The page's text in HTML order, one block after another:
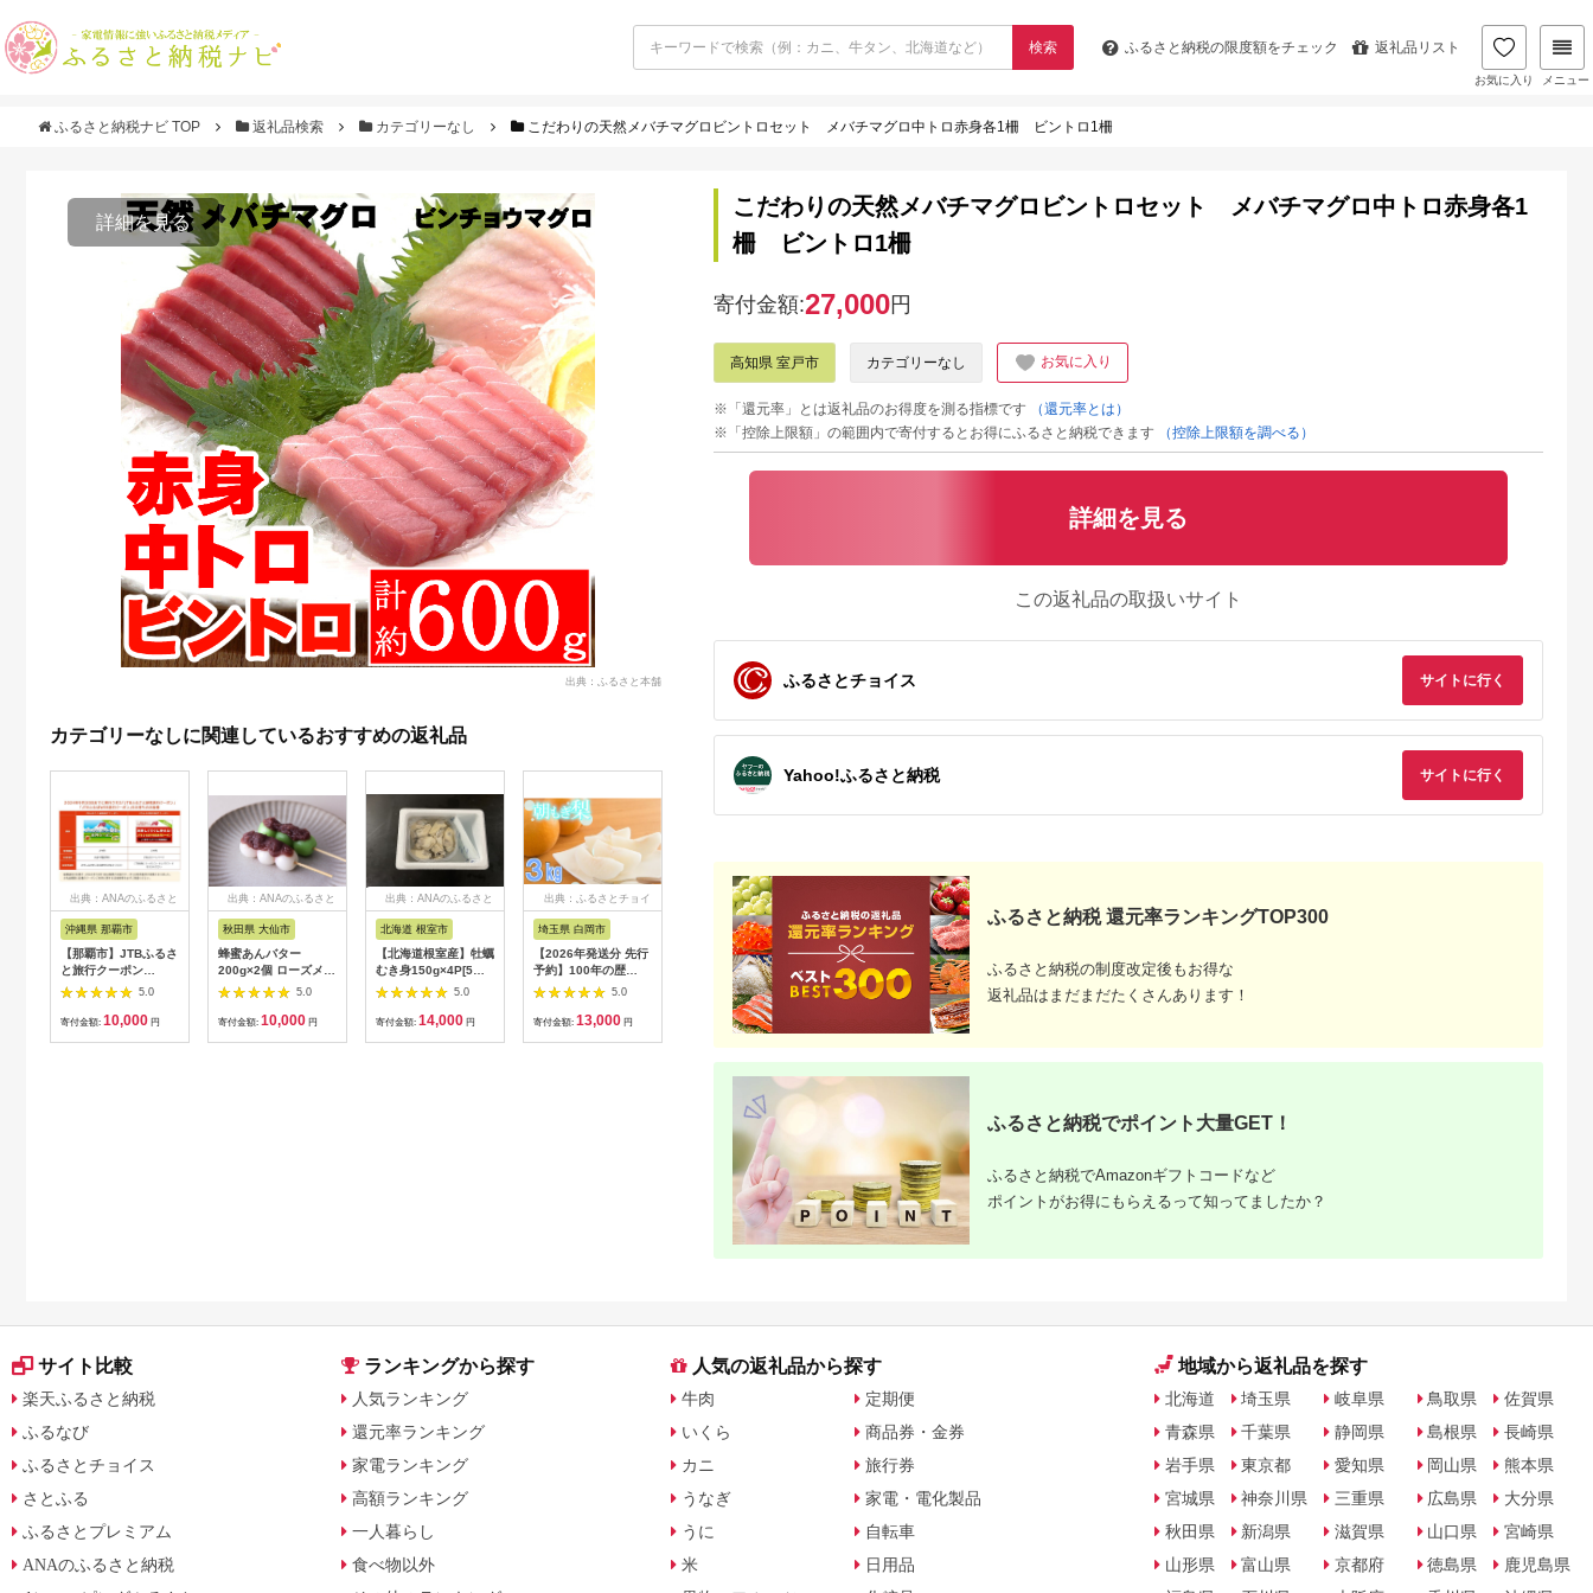
検索 ふるさと納税の限度額をチェック 返礼品リスト
お気に入り メニュー
ふるさと納税ナビ TOP 返礼品検索 カテゴリーなし こだわりの天然メバチマグロビントロセット メバチマグロ中トロ赤身各1柵 ビントロ1柵
詳細を見る
出典：ふるさと本舗
カテゴリーなしに関連しているおすすめの返礼品
出典：ANAのふるさと
沖縄県 那覇市
【那覇市】JTBふるさ
と旅行クーポン
（3,000円分）有効期
間3年（Eメール発
行）｜旅行 トラベル
5.0
寄付金額: 10,000 円
出典：ANAのふるさと
秋田県 大仙市
蜂蜜あんバター
200g×2個 ローズメイ
[あんバター はちみ
つ 発酵バター あん
こ 水あめ不使用 秋
5.0
寄付金額: 10,000 円
出典：ANAのふるさと
北海道 根室市
【北海道根室産】牡蠣
むき身150g×4P[5月
下旬以降発送] A-
5.0
寄付金額: 14,000 円
出典：ふるさとチョイ
埼玉県 白岡市
【2026年発送分 先行
予約】100年の歴
史！！ アライファー
ムの「朝もぎ梨」幸
水・豊水・あきづき
5.0
寄付金額: 13,000 円
出典：ANAのふるさと
納税
愛知県 碧南市
【先行受付】2027年1
月～6月毎月発送 ま
るでトマトの宝石箱！
ジュエリートマトの定
期便 約700g×6回コ
ース H004-210
5.0
寄付金額:40,000
出典：ANAのふるさと
納税
島根県 出雲市
出雲の國からの贈り物
～トマトを超えた超ト
マト2kg【トマト と
まと 野菜 やさい 新鮮
産地直送 贈答 出雲 出
雲市 おすすめ 人気】
5.0
24,000円
税
京都 府京都市
為商店】銀だら西京漬
けセット 8切 ［ 京都
鮮魚専門店 西京漬け
5.0
税
香川県 坂出市
期便3回〉創業100
年！老舗の八百屋がチ
ョイスした厳選やさい
ツ 果物 くだもの 野菜
定期便 やさい 詰め合
5.0
こだわりの天然メバチマグロビントロセット メバチマグロ中トロ赤身各1
柵 ビントロ1柵
寄付金額:27,000円
高知県 室戸市 カテゴリーなし お気に入り
※「還元率」とは返礼品のお得度を測る指標です
（還元率とは）
※「控除上限額」の範囲内で寄付するとお得にふるさと納税できます
（控除上限額を調べる）
詳細を見る
この返礼品の取扱いサイト
ふるさとチョイス サイトに行く
Yahoo!ふるさと納税 サイトに行く
ふるさと納税 還元率ランキングTOP300
ふるさと納税の制度改定後もお得な
返礼品はまだまだたくさんあります！
ふるさと納税でポイント大量GET！
ふるさと納税でAmazonギフトコードなど
ポイントがお得にもらえるって知ってましたか？
サイト比較
楽天ふるさと納税
ふるなび
ふるさとチョイス
さとふる
ふるさとプレミアム
ANAのふるさと納税
ランキングから探す
人気ランキング
還元率ランキング
家電ランキング
高額ランキング
一人暮らし
食べ物以外
人気の返礼品から探す
牛肉
いくら
カニ
うなぎ
うに
米
定期便
商品券・金券
旅行券
家電・電化製品
自転車
日用品
地域から返礼品を探す
北海道
青森県
岩手県
宮城県
秋田県
山形県
埼玉県
千葉県
東京都
神奈川県
新潟県
富山県
岐阜県
静岡県
愛知県
三重県
滋賀県
京都府
鳥取県
島根県
岡山県
広島県
山口県
徳島県
佐賀県
長崎県
熊本県
大分県
宮崎県
鹿児島県